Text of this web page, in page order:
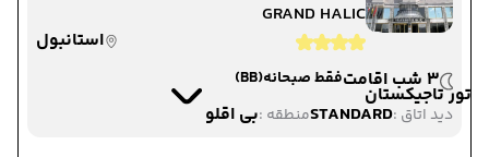
تور تاجیکستان
GRAND HALIC
استانبول
3 شب اقامت
فقط صبحانه(BB)
دید اتاق :STANDARDمنطقه :بی اقلو